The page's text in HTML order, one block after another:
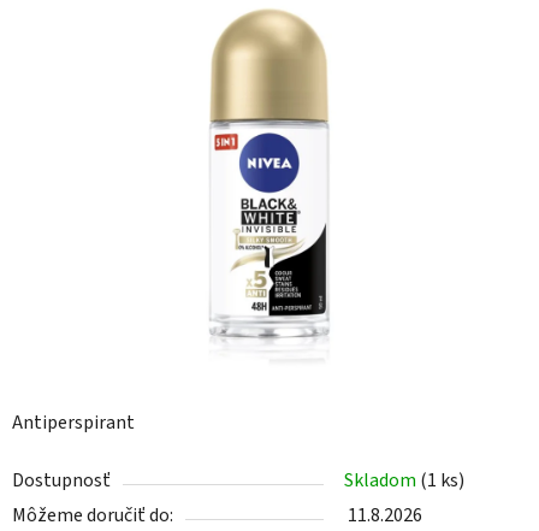
Antiperspirant
Dostupnosť Skladom (1 ks)
Môžeme doručiť do:
11.8.2026